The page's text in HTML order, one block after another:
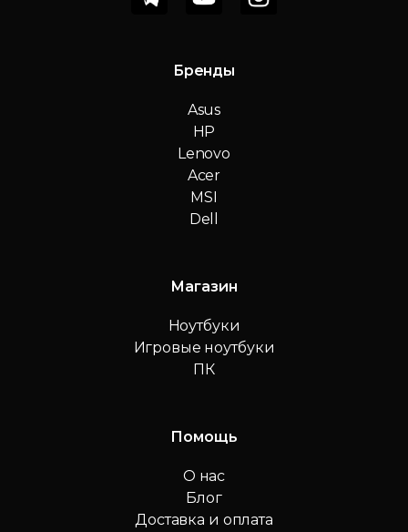
Бренды
Asus
HP
Lenovo
Acer
MSI
Dell
Магазин
Ноутбуки
Игровые ноутбуки
ПК
Помощь
О нас
Блог
Доставка и оплата